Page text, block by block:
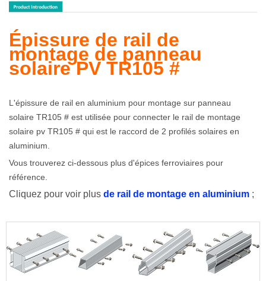
Épissure de rail de
montage de panneau
solaire PV TR105 #
L'épissure de rail en aluminium pour montage sur panneau
solaire TR105 # est utilisée pour connecter le rail de montage
solaire pv TR105 # qui est le raccord de 2 profilés solaires en
aluminium.
Vous trouverez ci-dessous plus d'épices ferroviaires pour
référence.
Cliquez pour voir plus de rail de montage en aluminium ;